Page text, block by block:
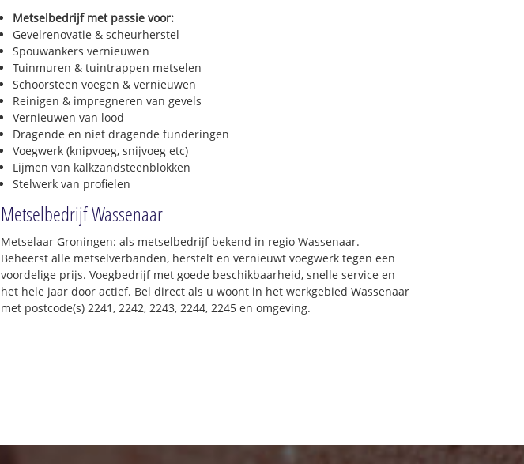
Metselbedrijf met passie voor:
Gevelrenovatie & scheurherstel
Spouwankers vernieuwen
Tuinmuren & tuintrappen metselen
Schoorsteen voegen & vernieuwen
Reinigen & impregneren van gevels
Vernieuwen van lood
Dragende en niet dragende funderingen
Voegwerk (knipvoeg, snijvoeg etc)
Lijmen van kalkzandsteenblokken
Stelwerk van profielen
Metselbedrijf Wassenaar
Metselaar Groningen: als metselbedrijf bekend in regio Wassenaar.
Beheerst alle metselverbanden, herstelt en vernieuwt voegwerk tegen een
voordelige prijs. Voegbedrijf met goede beschikbaarheid, snelle service en
het hele jaar door actief. Bel direct als u woont in het werkgebied Wassenaar
met postcode(s) 2241, 2242, 2243, 2244, 2245 en omgeving.